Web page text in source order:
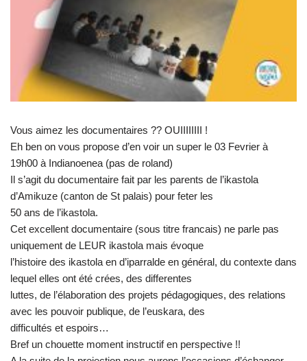
Vous aimez les documentaires ?? OUIIIIIIII !
Eh ben on vous propose d’en voir un super le 03 Fevrier à
19h00 à Indianoenea (pas de roland)
Il s’agit du documentaire fait par les parents de l’ikastola
d’Amikuze (canton de St palais) pour feter les
50 ans de l’ikastola.
Cet excellent documentaire (sous titre francais) ne parle pas
uniquement de LEUR ikastola mais évoque
l’histoire des ikastola en d’iparralde en général, du contexte dans
lequel elles ont été crées, des differentes
luttes, de l’élaboration des projets pédagogiques, des relations
avec les pouvoir publique, de l’euskara, des
difficultés et espoirs…
Bref un chouette moment instructif en perspective !!